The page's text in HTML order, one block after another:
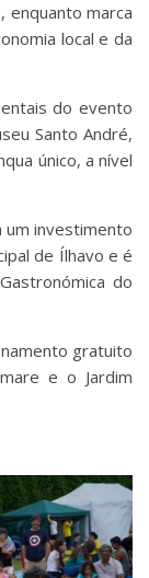
enquanto marca
local e da
do evento
Santo André,
único, a nível
um investimento
de Ílhavo e é
do
gratuito
e o Jardim